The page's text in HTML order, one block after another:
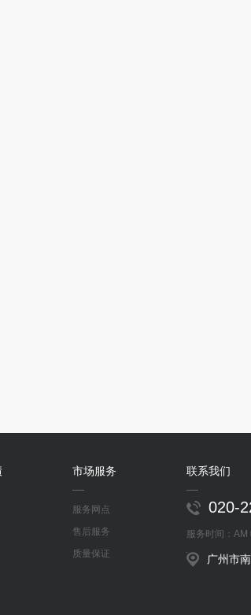
市场服务
服务网点
售后服务
质量保证
联系我们
020-
服务时间：
广州市